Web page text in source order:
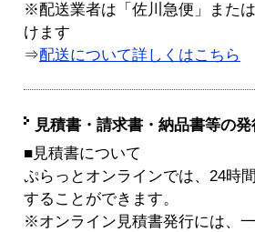
※配送業者は「佐川急便」また
けます
⇒配送について詳しくはこちら
見積書・請求書・納品書等の
■見積書について
ぷらっとオンラインでは、24時
することができます。
※オンライン見積書発行には、